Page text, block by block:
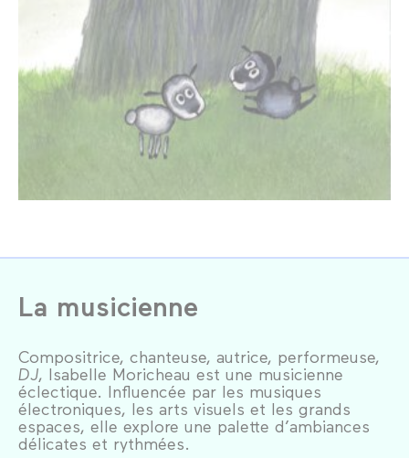
La musicienne
Compositrice, chanteuse, autrice, performeuse,
DJ, Isabelle Moricheau est une musicienne
éclectique. Influencée par les musiques
électroniques, les arts visuels et les grands
espaces, elle explore une palette d’ambiances
délicates et rythmées.